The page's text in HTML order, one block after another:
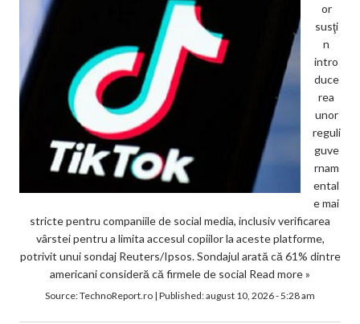
or
susţi
n
intro
duce
rea
unor
reguli
guve
rnam
ental
e mai
stricte pentru companiile de social media, inclusiv verificarea
vârstei pentru a limita accesul copiilor la aceste platforme,
potrivit unui sondaj Reuters/Ipsos. Sondajul arată că 61% dintre
americani consideră că firmele de social Read more »
Source:TechnoReport.ro | Published:august 10, 2026 - 5:28 am